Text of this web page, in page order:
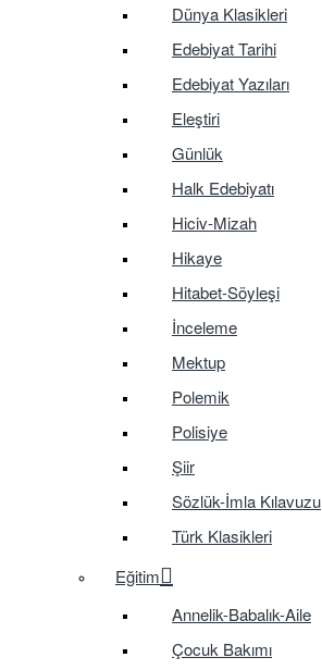
Dünya Klasikleri
Edebiyat Tarihi
Edebiyat Yazıları
Eleştiri
Günlük
Halk Edebiyatı
Hiciv-Mizah
Hikaye
Hitabet-Söyleşi
İnceleme
Mektup
Polemik
Polisiye
Şiir
Sözlük-İmla Kılavuzu
Türk Klasikleri
Eğitim
Annelik-Babalık-Aile
Çocuk Bakımı